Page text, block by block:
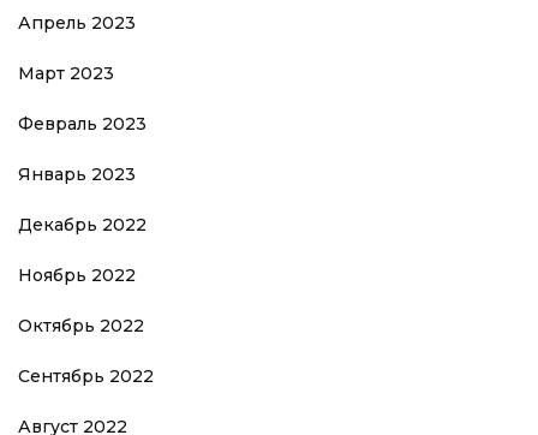
Апрель 2023
Март 2023
Февраль 2023
Январь 2023
Декабрь 2022
Ноябрь 2022
Октябрь 2022
Сентябрь 2022
Август 2022